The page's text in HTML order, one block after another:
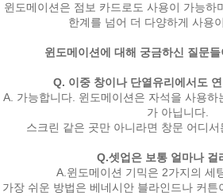
윈도메이션은 점보 카드로도 사용이 가능하
한계를 넘어 더 다양하게 사용
윈도메이션에 대해 궁금하신 질문
Q. 이중 창이나 단열유리에서도
A. 가능합니다. 윈도메이션은 자석을 사용하
가 아닙니다.
스크린 같은 곳만 아니라면 창문 어디서
Q.셋업은 보통 얼마나 걸
A.윈도메이션 기믹은 2가지의 세
가장 쉬운 방법은 베네시안 블라인드나 커튼